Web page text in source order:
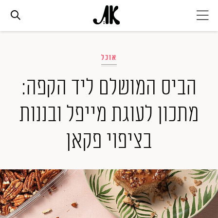
אופנה
ביוטי
סלבס
ערוצים נוספים
המגזין
אוכל
הביס המושלם ליד הקפה:
מתכון לעוגת מייפל ובננות
בציפוי פקאן